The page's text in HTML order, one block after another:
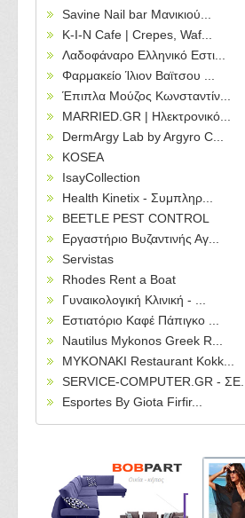
Savine Nail bar Μανικιού...
Κ-Ι-Ν Cafe | Crepes, Waf...
Λαδοφάναρο Ελληνικό Εστι...
Φαρμακείο Ίλιον Βαϊτσου ...
Έπιπλα Μούζος Κωνσταντίν...
MARRIED.GR | Ηλεκτρονικό...
DermArgy Lab by Argyro C...
KOSEA
IsayCollection
Health Kinetix - Συμπληρ...
BEETLE PEST CONTROL
Εργαστήριο Βυζαντινής Αγ...
Servistas
Rhodes Rent a Boat
Γυναικολογική Κλινική - ...
Εστιατόριο Καφέ Πάπιγκο ...
Nautilus Mykonos Greek R...
MYKONAKI Restaurant Kokk...
SERVICE-COMPUTER.GR - ΣΕ...
Esportes By Giota Firfir...